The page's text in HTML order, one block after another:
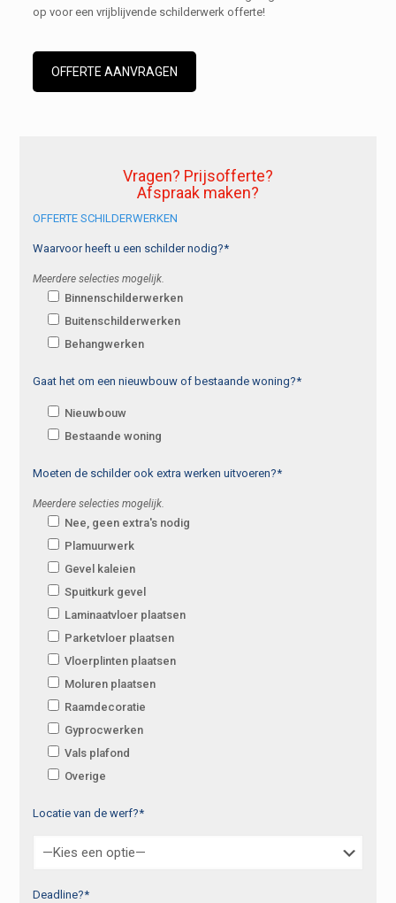
op voor een vrijblijvende schilderwerk offerte!
OFFERTE AANVRAGEN
Vragen? Prijsofferte?
Afspraak maken?
OFFERTE SCHILDERWERKEN
Waarvoor heeft u een schilder nodig?*
Meerdere selecties mogelijk.
Binnenschilderwerken
Buitenschilderwerken
Behangwerken
Gaat het om een nieuwbouw of bestaande woning?*
Nieuwbouw
Bestaande woning
Moeten de schilder ook extra werken uitvoeren?*
Meerdere selecties mogelijk.
Nee, geen extra's nodig
Plamuurwerk
Gevel kaleien
Spuitkurk gevel
Laminaatvloer plaatsen
Parketvloer plaatsen
Vloerplinten plaatsen
Moluren plaatsen
Raamdecoratie
Gyprocwerken
Vals plafond
Overige
Locatie van de werf?*
Deadline?*